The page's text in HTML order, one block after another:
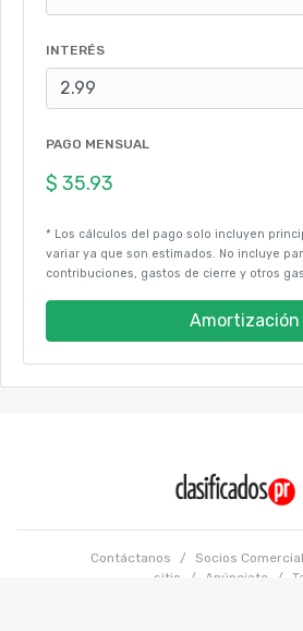
INTERÉS
PAGO MENSUAL
* Los cálculos del pago solo incluyen
variar ya que son estimados. No incluye
contribuciones, gastos de cierre y otros
Amortización
Contáctanos / Socios
sitio
/ Anúnciate /